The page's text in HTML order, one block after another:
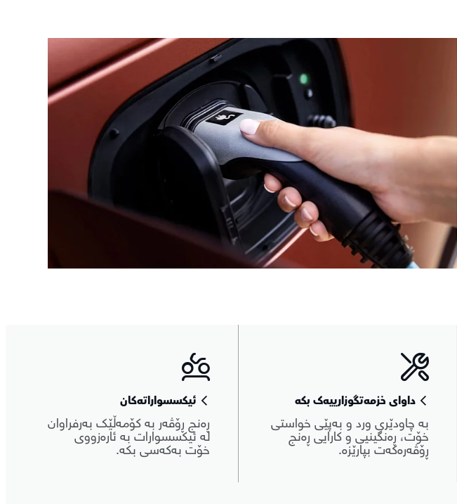
داوای خزمەتگوزارییەک بکە
بە چاودێری ورد و بەپێی خواستی
خۆت، ڕەنگینیی و کارایی ڕەنج
ڕۆڤەرەکەت بپارێزە.
ئیکسسواراتەکان
ڕەنج ڕۆڤەر بە کۆمەڵێک بەرفراوان
لە ئیکسسوارات بە ئارەزووی
خۆت بەکەسی بکە.